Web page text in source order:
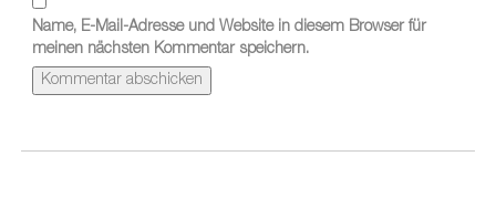
Name, E-Mail-Adresse und Website in diesem Browser für
meinen nächsten Kommentar speichern.